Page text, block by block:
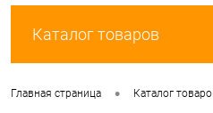
Каталог товаров
Главная страница • Каталог